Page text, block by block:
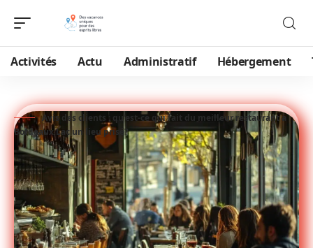
Activités Actu Administratif Hébergement
Avis des clients : qu'est-ce qui fait du meilleur restaurant à
Bordeaux Lac un lieu prisé?